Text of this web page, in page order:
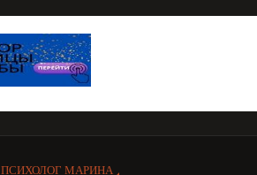
ПСИХОЛОГ МАРИНА